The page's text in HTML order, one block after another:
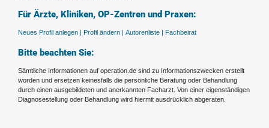
Für Ärzte, Kliniken, OP-Zentren und Praxen:
Neues Profil anlegen | Profil ändern | Autorenliste | Fachbeirat
Bitte beachten Sie:
Sämtliche Informationen auf operation.de sind zu Informationszwecken erstellt
worden und ersetzen keinesfalls die persönliche Beratung oder Behandlung
durch einen ausgebildeten und anerkannten Facharzt. Von einer eigenständigen
Diagnosestellung oder Behandlung wird hiermit ausdrücklich abgeraten.